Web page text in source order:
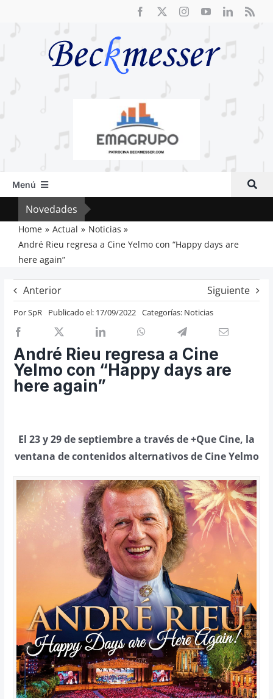
Menú
Inicio
Actual
Artículos
Previos de ópera
Entrevistas
Recomendación
Cosas de Beckmesser
Nosotros y privacidad
Buscar:
Novedades
Home Actual
Noticias
André Rieu regresa a Cine Yelmo con “Happy days are
here again”
Anterior Siguiente
PorSpR Publicado el: 17/09/2022 Categorías: Noticias
André Rieu regresa a Cine
Yelmo con “Happy days are
here again”
El 23 y 29 de septiembre a través de +Que Cine, la
ventana de contenidos alternativos de Cine Yelmo